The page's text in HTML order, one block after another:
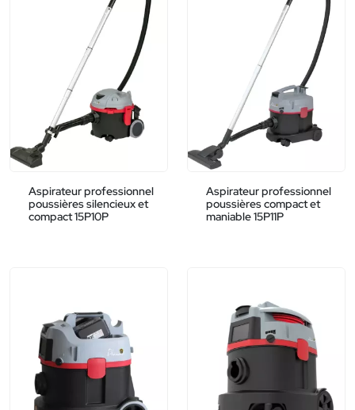
Aspirateur professionnel
poussières silencieux et
compact 15P10P
Aspirateur professionnel
poussières compact et
maniable 15P11P